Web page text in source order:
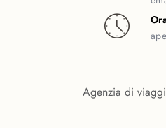
Agenzia di